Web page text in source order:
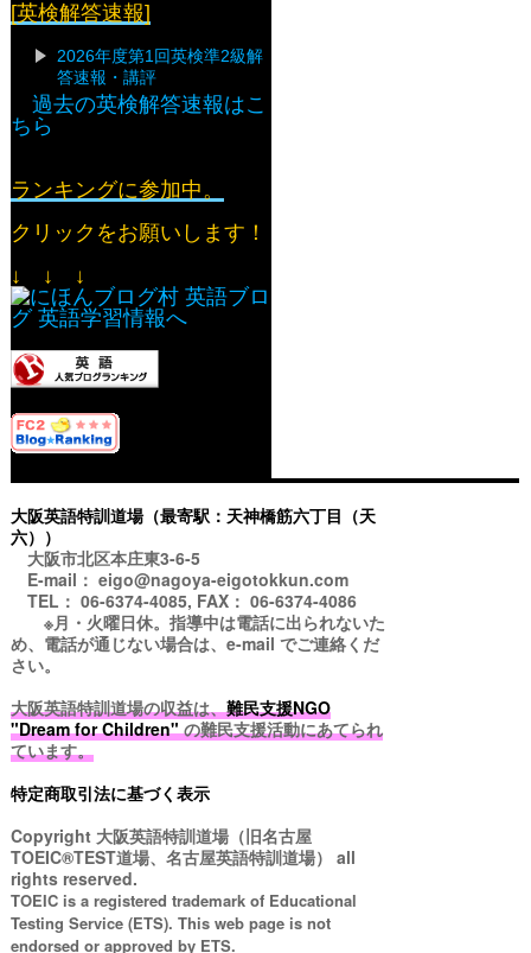
[英検解答速報]
2026年度第1回英検準2級解
答速報・講評
過去の英検解答速報はこ
ちら
ランキングに参加中。
クリックをお願いします！
↓ ↓ ↓
大阪英語特訓道場（最寄駅：天神橋筋六丁目（天
六））
大阪市北区本庄東3-6-5
E-mail： eigo@nagoya-eigotokkun.com
TEL： 06-6374-4085, FAX： 06-6374-4086
※月・火曜日休。指導中は電話に出られないた
め、電話が通じない場合は、e-mail でご連絡くだ
さい。
大阪英語特訓道場の収益は、難民支援NGO
"Dream for Children"の難民支援活動にあてられ
ています。
特定商取引法に基づく表示
Copyright 大阪英語特訓道場（旧名古屋
TOEIC®TEST道場、名古屋英語特訓道場） all
rights reserved.
TOEIC is a registered trademark of Educational
Testing Service (ETS). This web page is not
endorsed or approved by ETS.